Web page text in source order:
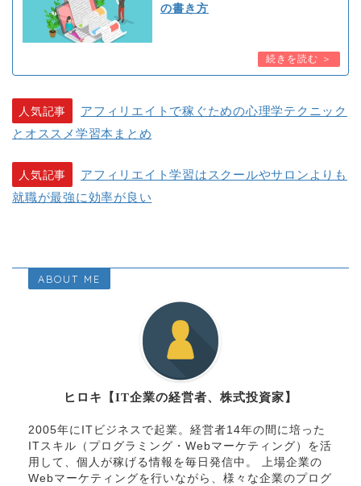
の書き方
人気記事
アフィリエイトで稼ぐための心理学テクニック
とオススメ学習本まとめ
人気記事
アフィリエイト学習はスクールやサロンよりも
就職が最強に効率が良い
ABOUT ME
ヒロキ【IT企業の経営者、株式投資家】
2005年にITビジネスで起業。経営者14年の間に培った
ITスキル（プログラミング・Webマーケティング）を活
用して、個人が稼げる情報を毎日発信中。 上場企業の
Webマーケティングを行いながら、様々な企業のプログ